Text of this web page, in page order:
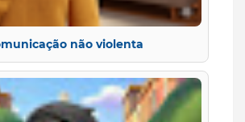
não violenta